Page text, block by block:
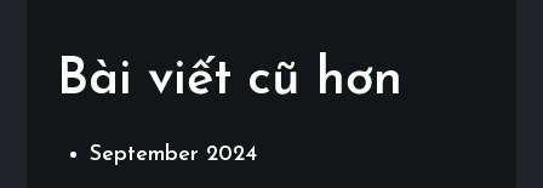
Bài viết cũ hơn
September 2024